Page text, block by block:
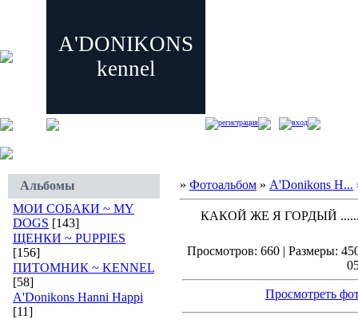
A'DONIKONS
kennel
регистрация вход
Альбомы
МОИ СОБАКИ ~ MY
DOGS [143]
ЩЕНКИ ~ PUPPIES
[156]
ПИТОМНИК ~ KENNEL
[58]
A'Donikons Hanni Happi
[11]
» Фотоальбом » A'Donikons H...
КАКОЙ ЖЕ Я ГОРДЫЙ
Просмотров: 660 | Размеры:
Просмотреть